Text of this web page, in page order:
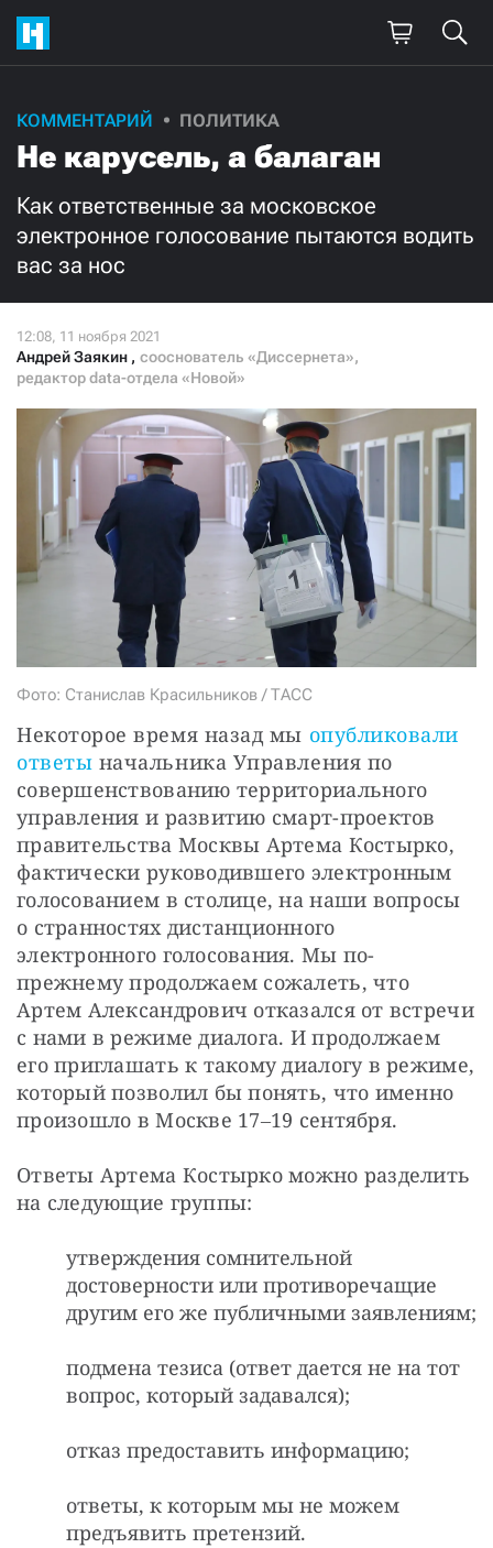
КОММЕНТАРИЙ ПОЛИТИКА
Не карусель, а балаган
Как ответственные за московское
электронное голосование пытаются водить
вас за нос
Андрей Заякин , сооснователь «Диссернета»,
редактор data-отдела «Новой»
Фото: Станислав Красильников / ТАСС
Некоторое время назад мы опубликовали
ответы начальника Управления по
совершенствованию территориального
управления и развитию смарт-проектов
правительства Москвы Артема Костырко,
фактически руководившего электронным
голосованием в столице, на наши вопросы
о странностях дистанционного
электронного голосования. Мы по-
прежнему продолжаем сожалеть, что
Артем Александрович отказался от встречи
с нами в режиме диалога. И продолжаем
его приглашать к такому диалогу в режиме,
который позволил бы понять, что именно
произошло в Москве 17‒19 сентября.
Ответы Артема Костырко можно разделить
на следующие группы:
утверждения сомнительной
достоверности или противоречащие
другим его же публичными заявлениям;
подмена тезиса (ответ дается не на тот
вопрос, который задавался);
отказ предоставить информацию;
ответы, к которым мы не можем
предъявить претензий.
Поддержите
нашу работу!
Ежемесячно Разово
3000
500
Нажимая кнопку «Стать соучастником»,
условия и подтверждаю свое гражданство РФ
СТАТЬ СОУЧАСТНИКОМ
ПОДЕЛИТЬСЯ С ДРУЗЬЯМИ
Если у вас есть вопросы, пишите donate@novayagazeta.ru
+7 (929) 612-03-68